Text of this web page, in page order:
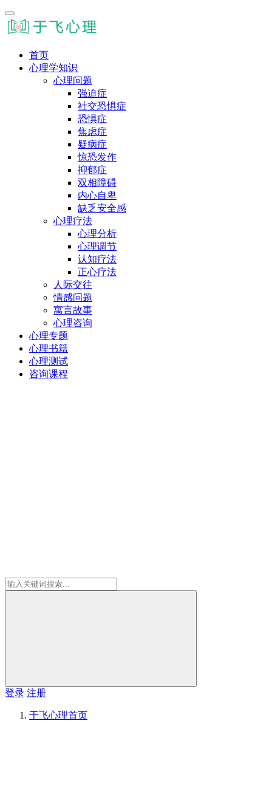
首页
心理学知识
心理问题
强迫症
社交恐惧症
恐惧症
焦虑症
疑病症
惊恐发作
抑郁症
双相障碍
内心自卑
缺乏安全感
心理疗法
心理分析
心理调节
认知疗法
正心疗法
人际交往
情感问题
寓言故事
心理咨询
心理专题
心理书籍
心理测试
咨询课程
登录 注册
于飞心理首页